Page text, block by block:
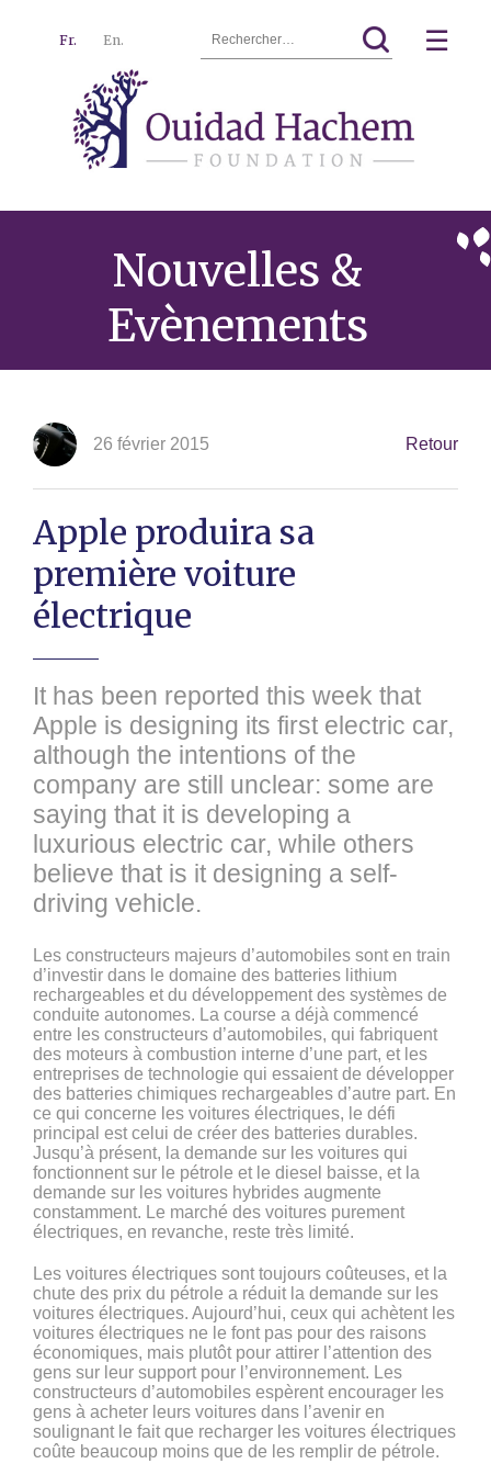
Hachem
Fr. En. ☰
Nouvelles &
Evènements
26 février 2015 Retour
Apple produira sa
première voiture
électrique
It has been reported this week that
Apple is designing its first electric car,
although the intentions of the
company are still unclear: some are
saying that it is developing a
luxurious electric car, while others
believe that is it designing a self-
driving vehicle.
Les constructeurs majeurs d’automobiles sont en train
d’investir dans le domaine des batteries lithium
rechargeables et du développement des systèmes de
conduite autonomes. La course a déjà commencé
entre les constructeurs d’automobiles, qui fabriquent
des moteurs à combustion interne d’une part, et les
entreprises de technologie qui essaient de développer
des batteries chimiques rechargeables d’autre part. En
ce qui concerne les voitures électriques, le défi
principal est celui de créer des batteries durables.
Jusqu’à présent, la demande sur les voitures qui
fonctionnent sur le pétrole et le diesel baisse, et la
demande sur les voitures hybrides augmente
constamment. Le marché des voitures purement
électriques, en revanche, reste très limité.
Les voitures électriques sont toujours coûteuses, et la
chute des prix du pétrole a réduit la demande sur les
voitures électriques. Aujourd’hui, ceux qui achètent les
voitures électriques ne le font pas pour des raisons
économiques, mais plutôt pour attirer l’attention des
gens sur leur support pour l’environnement. Les
constructeurs d’automobiles espèrent encourager les
gens à acheter leurs voitures dans l’avenir en
soulignant le fait que recharger les voitures électriques
coûte beaucoup moins que de les remplir de pétrole.